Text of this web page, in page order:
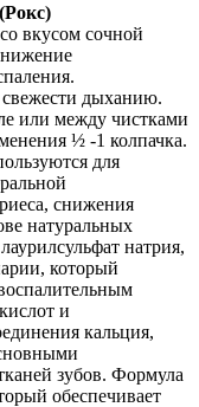
вкусом сочной
дыханию.
или между чистками
½ -1 колпачка.
для
снижения
натуральных
натрия,
который
и
кальция,
зубов. Формула
обеспечивает